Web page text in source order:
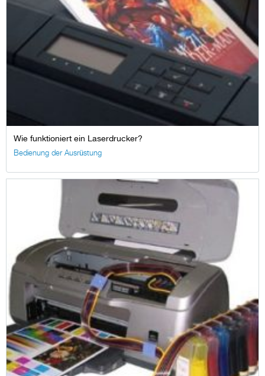
Wie funktioniert ein Laserdrucker?
Bedienung der Ausrüstung